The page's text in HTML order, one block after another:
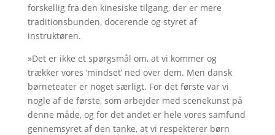
forskellig fra den kinesiske tilgang, der er mere
traditionsbunden, docerende og styret af
instruktøren.
»Det er ikke et spørgsmål om, at vi kommer og
trækker vores ’mindset’ ned over dem. Men dansk
børneteater er noget særligt. For det første var vi
nogle af de første, som arbejder med scenekunst på
denne måde, og for det andet er hele vores samfund
gennemsyret af den tanke, at vi respekterer børn